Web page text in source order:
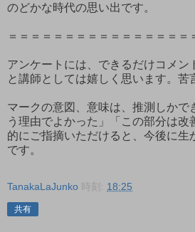
のどかな時代の思い出です。
＝＝＝＝＝＝＝＝＝＝＝＝＝＝＝＝
アンケートには、できるだけコメン
と講師としては嬉しく思います。苦
マークの意図、意味は、推測しかで
う理由でよかった」「この部分は改
的にご指摘いただけると、今後に生
です。
TanakaLaJunko 時刻: 18:25
共有